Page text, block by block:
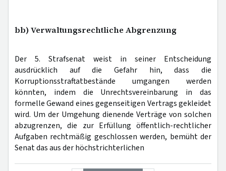
bb) Verwaltungsrechtliche Abgrenzung
Der 5. Strafsenat weist in seiner Entscheidung
ausdrücklich auf die Gefahr hin, dass die
Korruptionsstraftatbestände umgangen werden
könnten, indem die Unrechtsvereinbarung in das
formelle Gewand eines gegenseitigen Vertrags gekleidet
wird. Um der Umgehung dienende Verträge von solchen
abzugrenzen, die zur Erfüllung öffentlich-rechtlicher
Aufgaben rechtmäßig geschlossen werden, bemüht der
Senat das aus der höchstrichterlichen